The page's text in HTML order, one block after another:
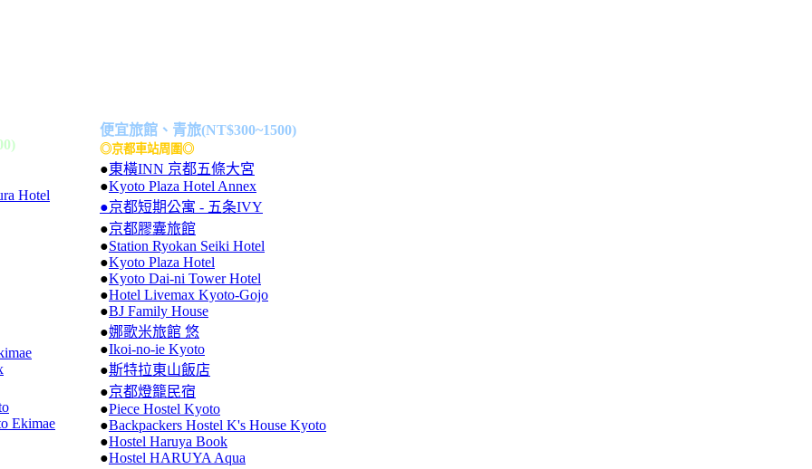
Hotel
Ekimae
便宜旅館、青旅(NT$300~1500)
◎京都車站周圍◎
●東橫INN 京都五條大宮
●Kyoto Plaza Hotel Annex
●京都短期公寓 - 五条IVY
●京都膠囊旅館
●Station Ryokan Seiki Hotel
●Kyoto Plaza Hotel
●Kyoto Dai-ni Tower Hotel
●Hotel Livemax Kyoto-Gojo
●BJ Family House
●娜歌米旅館 悠
●Ikoi-no-ie Kyoto
●斯特拉東山飯店
●京都燈籠民宿
●Piece Hostel Kyoto
●Backpackers Hostel K's House Kyoto
●Hostel Haruya Book
●Hostel HARUYA Aqua